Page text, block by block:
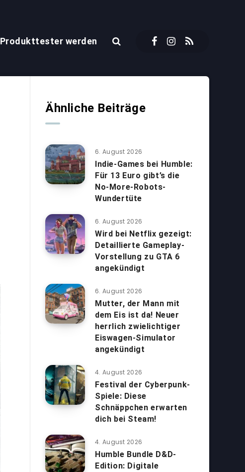
Produkttester werden
Ähnliche Beiträge
6. August 2026
Indie-Games bei Humble:
Für 13 Euro gibt’s die
No-More-Robots-
Wundertüte
6. August 2026
Wird bei Netflix gezeigt:
Detaillierte Gameplay-
Vorstellung zu GTA 6
angekündigt
6. August 2026
Mutter, der Mann mit
dem Eis ist da! Neuer
herrlich zwielichtiger
Eiswagen-Simulator
angekündigt
4. August 2026
Festival der Cyberpunk-
Spiele: Diese
Schnäppchen erwarten
dich bei Steam!
4. August 2026
Humble Bundle D&D-
Edition: Digitale